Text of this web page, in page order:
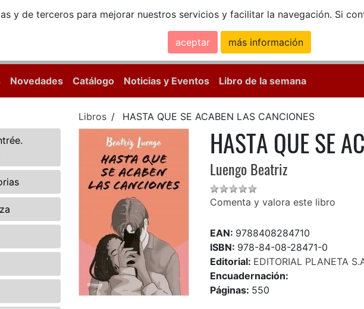
y de terceros para mejorar nuestros servicios y facilitar la navegación. Si
aceptar más información
Novedades Catálogo Noticias y Eventos Libro de la semana
Libros HASTA QUE SE ACABEN LAS CANCIONES
HASTA QUE SE
Luengo Beatriz
Comenta y valora este libro
EAN: 9788408284710
ISBN: 978-84-08-28471-0
Editorial: EDITORIAL PLANETA
Encuadernación:
Páginas: 550